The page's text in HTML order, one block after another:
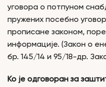
уговора о потпуном
пружених посебно
прописане законом,
информације. (Закон о
бр. 145/14 и 95/18-др.
Ко је одговоран за